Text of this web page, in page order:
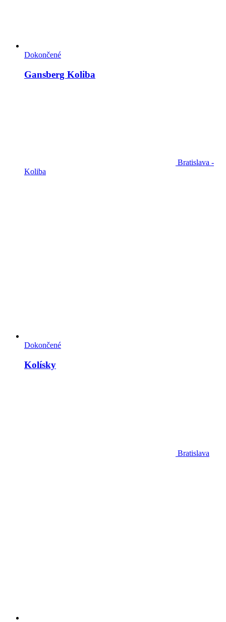
Dokončené
Gansberg Koliba
Bratislava -
Koliba
Dokončené
Kolísky
Bratislava